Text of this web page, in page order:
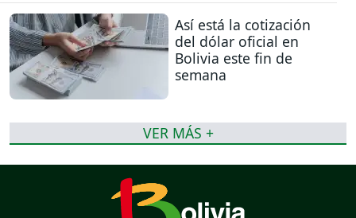
Así está la cotización
del dólar oficial en
Bolivia este fin de
semana
VER MÁS +